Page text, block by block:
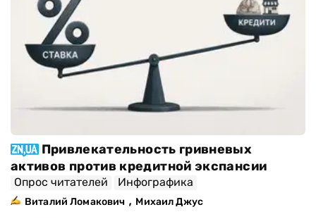
Привлекательность гривневых
активов против кредитной экспансии
Опрос читателей Инфографика
Виталий Ломакович , Михаил Джус